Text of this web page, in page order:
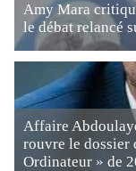
Amy Mara
le débat relancé
Affaire
rouvre le dossier
Ordinateur » de